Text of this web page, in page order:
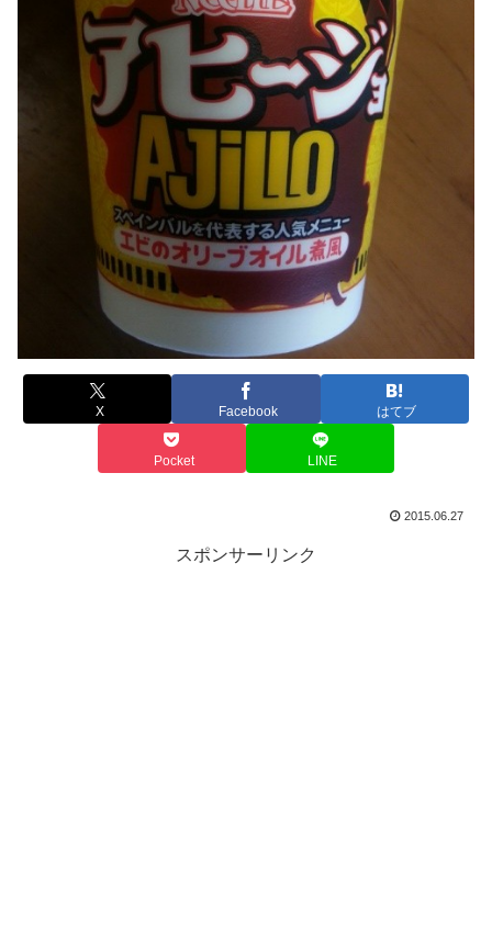
X Facebook はてブ
Pocket LINE
2015.06.27
スポンサーリンク